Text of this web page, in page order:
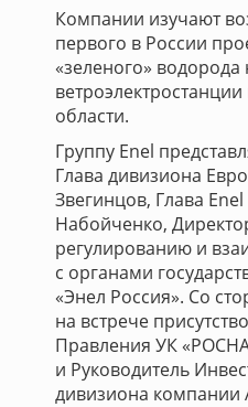
Компании изучают
первого в России
«зеленого» водорода
области.
Группу Enel
Глава дивизиона
Звегинцов, Глава
Набойченко,
регулированию и
с органами
«Энел Россия». Со
на встрече
Правления УК
и Руководитель
дивизиона компании